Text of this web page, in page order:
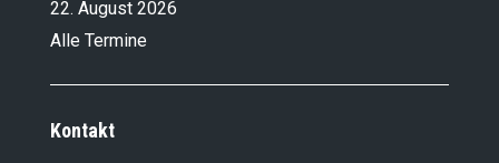
22. August 2026
Alle Termine
Kontakt